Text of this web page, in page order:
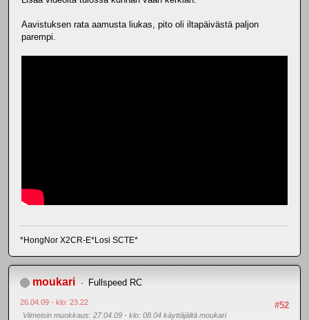
Aavistuksen rata aamusta liukas, pito oli iltapäivästä paljon
parempi.
*HongNor X2CR-E*Losi SCTE*
moukari Fullspeed RC
#52
26.04.09 - klo: 23.22
Viimeisin muokkaus: 27.04.09 - klo: 08.04 käyttäjältä moukari